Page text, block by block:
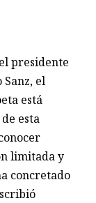
presidente
el
está
esta
limitada y
concretado